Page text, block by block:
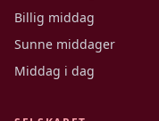
Billig middag
Sunne middager
Middag i dag